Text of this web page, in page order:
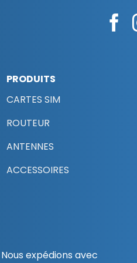
PRODUITS
CARTES SIM
ROUTEUR
ANTENNES
ACCESSOIRES
Nous expédions avec